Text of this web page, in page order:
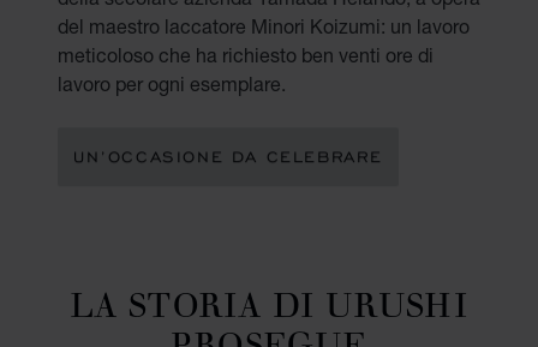
del maestro laccatore Minori Koizumi: un lavoro
meticoloso che ha richiesto ben venti ore di
lavoro per ogni esemplare.
UN’OCCASIONE DA CELEBRARE
LA STORIA DI URUSHI